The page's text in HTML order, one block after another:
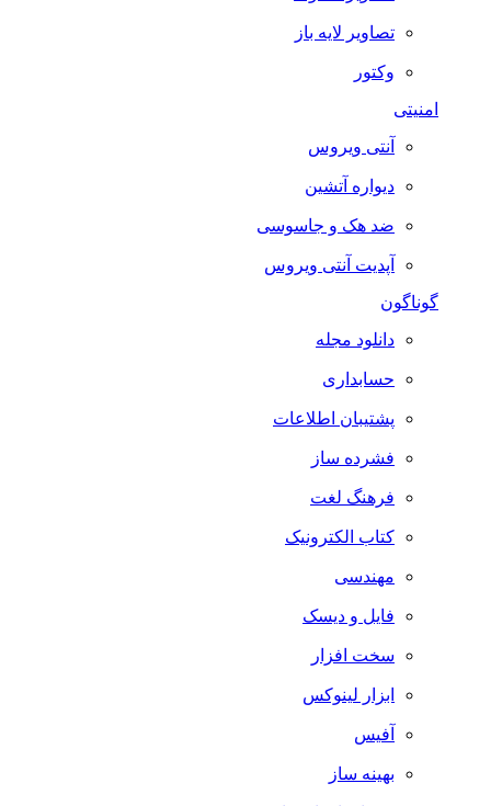
تصاویر لایه باز
وکتور
آنتی ویروس
دیواره آتشین
ضد هک و جاسوسی
آپدیت آنتی ویروس
گوناگون
دانلود مجله
حسابداری
پشتیبان اطلاعات
فشرده ساز
فرهنگ لغت
کتاب الکترونیک
مهندسی
فایل و دیسک
سخت افزار
ابزار لینوکس
آفیس
بهینه ساز